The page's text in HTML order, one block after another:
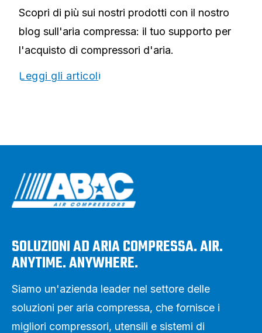
Scopri di più sui nostri prodotti con il nostro
blog sull'aria compressa: il tuo supporto per
l'acquisto di compressori d'aria.
Leggi gli articoli
SOLUZIONI AD ARIA COMPRESSA. AIR.
ANYTIME. ANYWHERE.
Siamo un'azienda leader nel settore delle
soluzioni per aria compressa, che fornisce i
migliori compressori, utensili e sistemi di